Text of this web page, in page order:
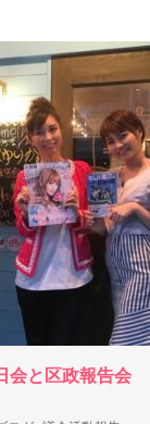
会と区政報告会